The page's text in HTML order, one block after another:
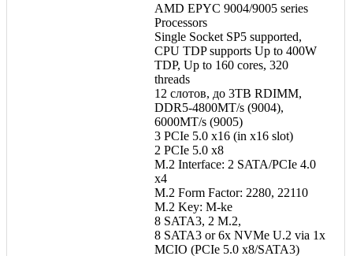
AMD EPYC 9004/9005 series
Processors
Single Socket SP5 supported,
CPU TDP supports Up to 400W
TDP, Up to 160 cores, 320
threads
12 слотов, до 3TB RDIMM,
DDR5-4800MT/s (9004),
6000MT/s (9005)
3 PCIe 5.0 x16 (in x16 slot)
2 PCIe 5.0 x8
M.2 Interface: 2 SATA/PCIe 4.0
x4
M.2 Form Factor: 2280, 22110
M.2 Key: M-ke
8 SATA3, 2 M.2,
8 SATA3 or 6x NVMe U.2 via 1х
MCIO (PCIe 5.0 x8/SATA3)